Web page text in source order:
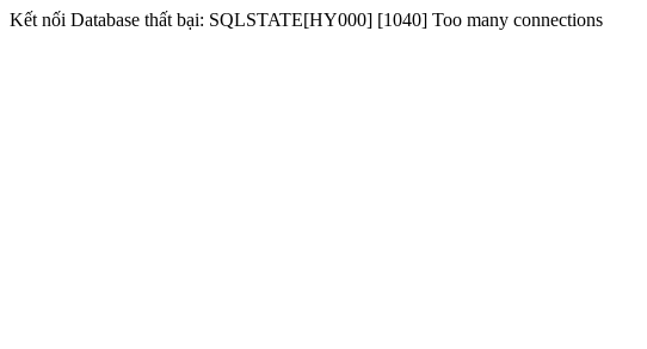
Kết nối Database thất bại: SQLSTATE[HY000] [1040] Too many connections